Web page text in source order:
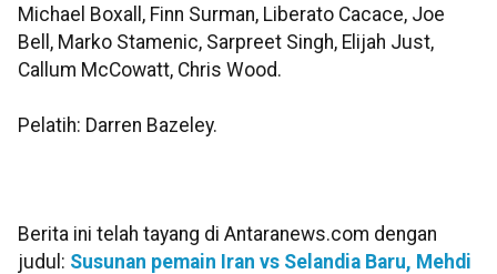
Michael Boxall, Finn Surman, Liberato Cacace, Joe
Bell, Marko Stamenic, Sarpreet Singh, Elijah Just,
Callum McCowatt, Chris Wood.
Pelatih: Darren Bazeley.
Berita ini telah tayang di Antaranews.com dengan
judul: Susunan pemain Iran vs Selandia Baru, Mehdi